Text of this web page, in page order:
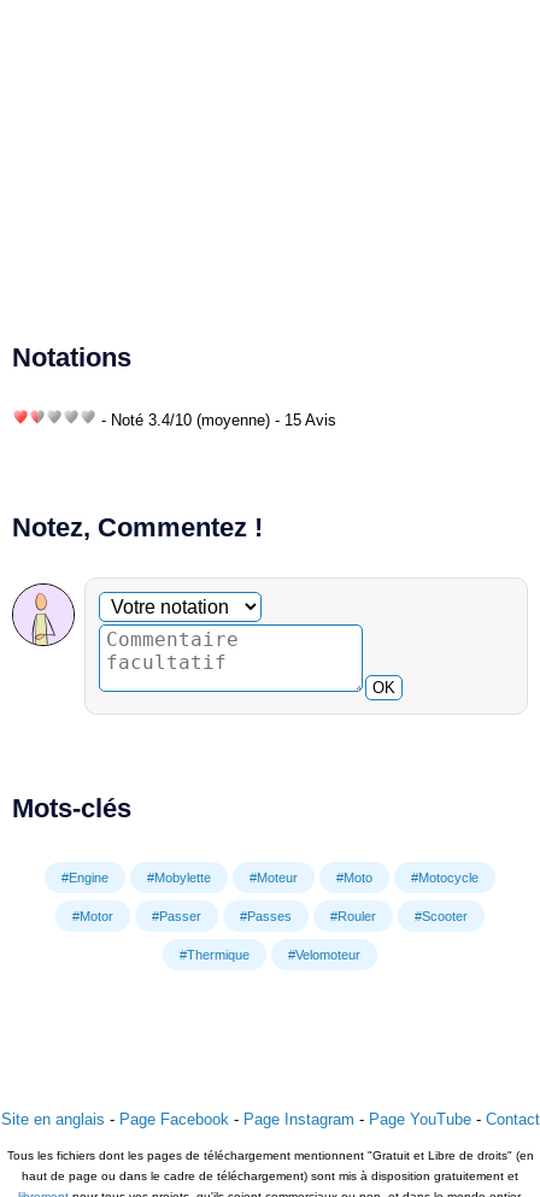
Notations
- Noté 3.4/10 (moyenne) - 15 Avis
Notez, Commentez !
Commentaire facultatif
Votre notation
OK
Mots-clés
#Engine #Mobylette #Moteur #Moto #Motocycle
#Motor #Passer #Passes #Rouler #Scooter
#Thermique #Velomoteur
Site en anglais - Page Facebook - Page Instagram - Page YouTube- Contact
Tous les fichiers dont les pages de téléchargement mentionnent "Gratuit et Libre de droits" (en
haut de page ou dans le cadre de téléchargement) sont mis à disposition gratuitement et